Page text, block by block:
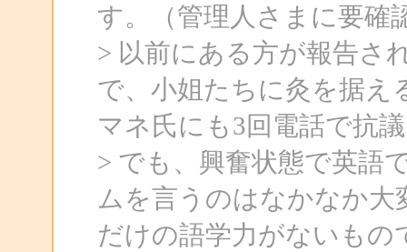
す。（管理人さまに要確
> 以前にある方が報告さ
で、小姐たちに灸を据え
マネ氏にも3回電話で抗
> でも、興奮状態で英語
ムを言うのはなかなか大
だけの語学力がないもの